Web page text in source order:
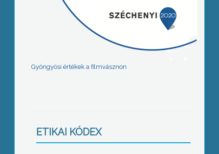
Gyöngyösi értékek a filmvásznon
ETIKAI KÓDEX